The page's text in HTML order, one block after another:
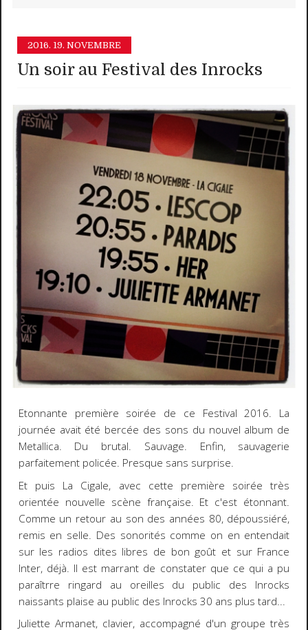
2016. 19. NOVEMBRE
Un soir au Festival des Inrocks
Etonnante première soirée de ce Festival 2016. La
journée avait été bercée des sons du nouvel album de
Metallica. Du brutal. Sauvage. Enfin, sauvagerie
parfaitement policée. Presque sans surprise.
Et puis La Cigale, avec cette première soirée très
orientée nouvelle scène française. Et c'est étonnant.
Comme un retour au son des années 80, dépoussiéré,
remis en selle. Des sonorités comme on en entendait
sur les radios dites libres de bon goût et sur France
Inter, déjà. Il est marrant de constater que ce qui a pu
paraîtrre ringard au oreilles du public des Inrocks
naissants plaise au public des Inrocks 30 ans plus tard...
Juliette Armanet, clavier, accompagné d'un groupe très